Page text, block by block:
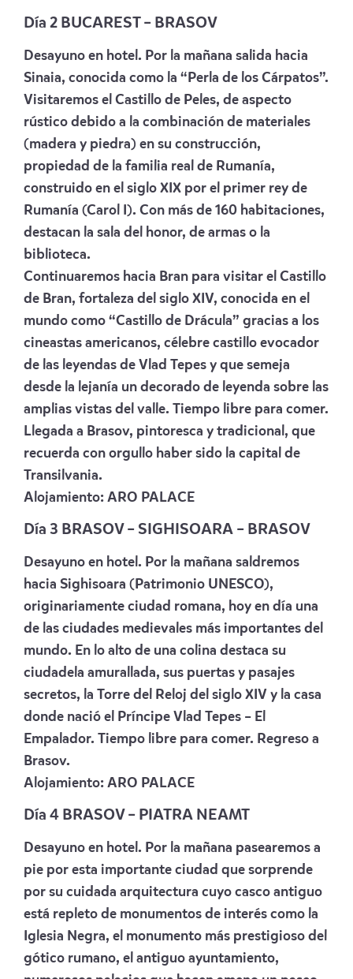
Día 2 BUCAREST – BRASOV
Desayuno en hotel. Por la mañana salida hacia
Sinaia, conocida como la “Perla de los Cárpatos”.
Visitaremos el Castillo de Peles, de aspecto
rústico debido a la combinación de materiales
(madera y piedra) en su construcción,
propiedad de la familia real de Rumanía,
construido en el siglo XIX por el primer rey de
Rumanía (Carol I). Con más de 160 habitaciones,
destacan la sala del honor, de armas o la
biblioteca.
Continuaremos hacia Bran para visitar el Castillo
de Bran, fortaleza del siglo XIV, conocida en el
mundo como “Castillo de Drácula” gracias a los
cineastas americanos, célebre castillo evocador
de las leyendas de Vlad Tepes y que semeja
desde la lejanía un decorado de leyenda sobre las
amplias vistas del valle. Tiempo libre para comer.
Llegada a Brasov, pintoresca y tradicional, que
recuerda con orgullo haber sido la capital de
Transilvania.
Alojamiento: ARO PALACE
Día 3 BRASOV – SIGHISOARA – BRASOV
Desayuno en hotel. Por la mañana saldremos
hacia Sighisoara (Patrimonio UNESCO),
originariamente ciudad romana, hoy en día una
de las ciudades medievales más importantes del
mundo. En lo alto de una colina destaca su
ciudadela amurallada, sus puertas y pasajes
secretos, la Torre del Reloj del siglo XIV y la casa
donde nació el Príncipe Vlad Tepes – El
Empalador. Tiempo libre para comer. Regreso a
Brasov.
Alojamiento: ARO PALACE
Día 4 BRASOV – PIATRA NEAMT
Desayuno en hotel. Por la mañana pasearemos a
pie por esta importante ciudad que sorprende
por su cuidada arquitectura cuyo casco antiguo
está repleto de monumentos de interés como la
Iglesia Negra, el monumento más prestigioso del
gótico rumano, el antiguo ayuntamiento,